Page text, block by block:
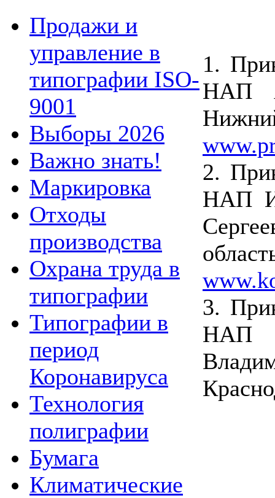
Продажи и
управление в
типографии ISO-
9001
Выборы 2026
Важно знать!
Маркировка
Отходы
производства
Охрана труда в
типографии
Типографии в
период
Коронавируса
Технология
полиграфии
Бумага
Климатические
1.
НАП
2.
НАП
3.
НАП